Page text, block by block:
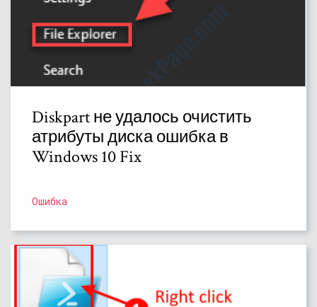
Diskpart не удалось очистить
атрибуты диска ошибка в
Windows 10 Fix
Ошибка